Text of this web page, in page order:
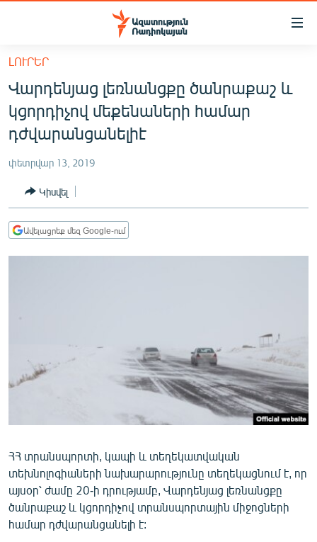
Մատչելիության
հիմնական
բովանդակությանը
Անցնել
հիմնական
մենյուին
ՀԱՅԱՍՏԱՆ
ՔԱՂԱՔԱԿԱՆ
ՀԱՍԱՐԱԿՈՒԹՅՈՒՆ
ՏՆՏԵՍՈՒԹՅՈՒՆ
ՂԱՐԱԲԱՂ
ՍՊՈՐՏ
ԿՈՐՈՆԱՎԻՐՈՒՍ
ԱՐԽԻՎ
ՏԵՍԱՆՅՈՒԹԵՐ
ԲԱՆԱՎԵՃ
ԼՈՒՐԵՐ
Վարդենյաց լեռնանցքը ծանրաքաշ և
կցորդիչով մեքենաների համար
դժվարանցանելիէ
փետրվար 13, 2019
Կիսվել
Ավելացրեք մեզ Google-ում
ՀՀ տրանսպորտի, կապի և տեղեկատվական
տեխնոլոգիաների նախարարությունը տեղեկացնում է, որ
այսօր՝ ժամը 20-ի դրությամբ, Վարդենյաց լեռնանցքը
ծանրաքաշ և կցորդիչով տրանսպորտային միջոցների
համար դժվարանցանելի է: